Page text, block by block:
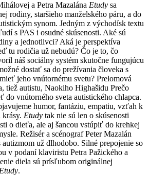
a Petra Mazalána Etudy sa
rodiny, staršieho manželského páru, a do
synom. Jedným z východísk textu
s PAS i osudné skúsenosti. Aké sú
a jednotlivci? Aká je perspektíva
tu rodičia už nebudú? Čo je to, čo
náš sociálny systém skutočne fungujúcu
dostať sa do prežívania človeka s
jeho vnútornému svetu? Prelomová
tiež autistu, Naokiho Highašidu Prečo
do vnútorného sveta autistického chlapca.
humor, fantáziu, empatiu, vzťah k
Etudy tak nie sú len o skúsenosti
o dieťa, ale aj šancou vstúpiť do krehkej
Režisér a scénograf Peter Mazalán
autizmom už dlhodobo. Silné prepojenie so
v podaní klaviristu Petra Pažického a
diela sú prísľubom originálnej
.